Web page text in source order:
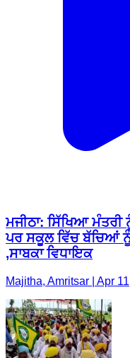
ਮਜੀਠਾ: ਸਿੱਖਿਆ ਮੰਤਰੀ
ਪਰ ਸਕੂਲ ਵਿੱਚ ਬੱਚਿਆਂ ਨੂੰ
,ਸਾਬਕਾ ਵਿਧਾਇਕ
Majitha, Amritsar | Apr